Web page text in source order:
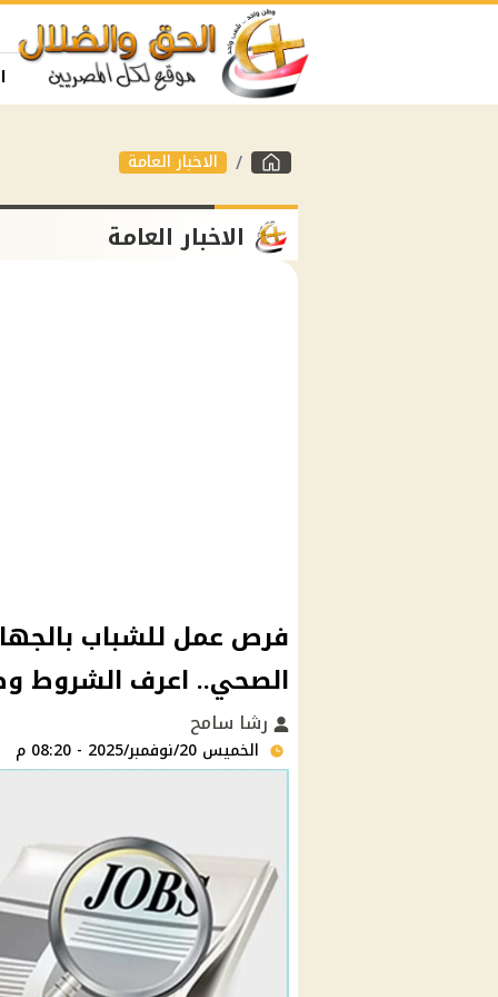
الاخبار العامة
الاخبار العامة
فرص عمل للشباب
الصحي.. اعرف الشروط
رشا سامح
الخميس 20/نوفمبر/2025 - 08:20 م